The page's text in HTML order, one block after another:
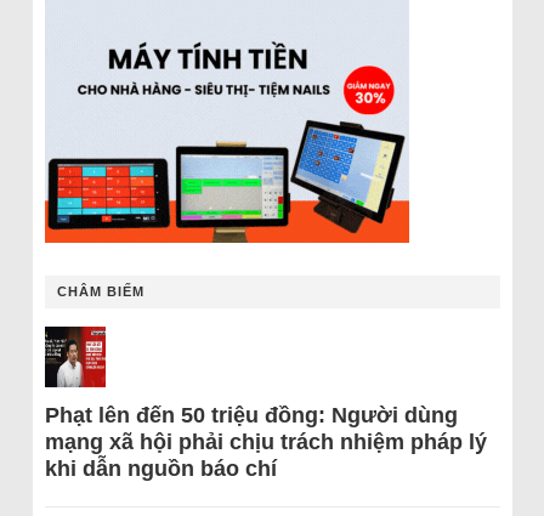
CHÂM BIẾM
Phạt lên đến 50 triệu đồng: Người dùng
mạng xã hội phải chịu trách nhiệm pháp lý
khi dẫn nguồn báo chí